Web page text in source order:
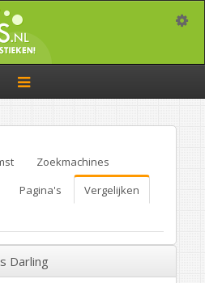
Toggle
navigation
Zoekmachines
Pagina's
Vergelijken
Darling